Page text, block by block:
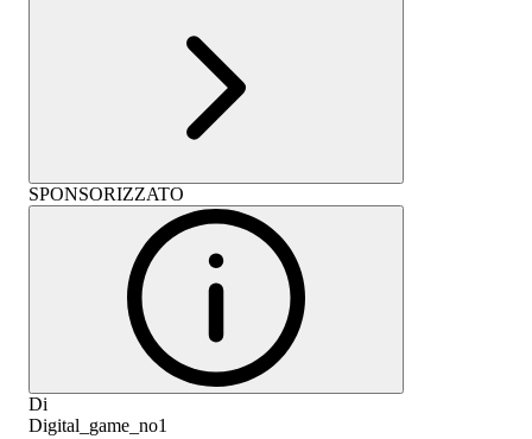
SPONSORIZZATO
Di
Digital_game_no1